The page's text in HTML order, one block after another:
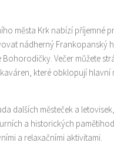
města Krk nabízí příjemné
nádherný Frankopanský
Bohorodičky. Večer můžete
které obklopují hlavní
dalších městeček a
a historických
a relaxačními aktivitami.